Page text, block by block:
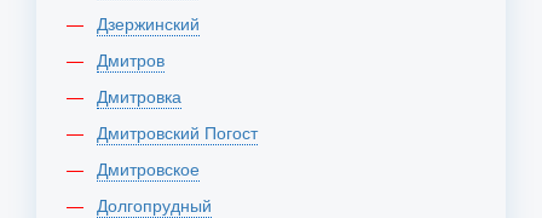
Дзержинский
Дмитров
Дмитровка
Дмитровский Погост
Дмитровское
Долгопрудный